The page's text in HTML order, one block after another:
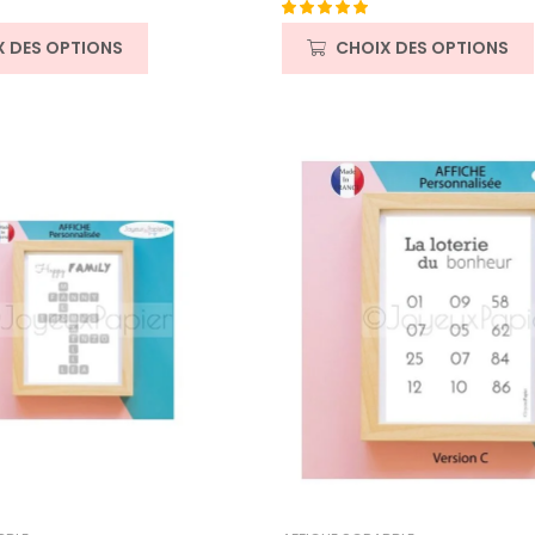
DES OPTIONS
Noté
sur 5 basé
sur
CHOIX DES OPTIONS